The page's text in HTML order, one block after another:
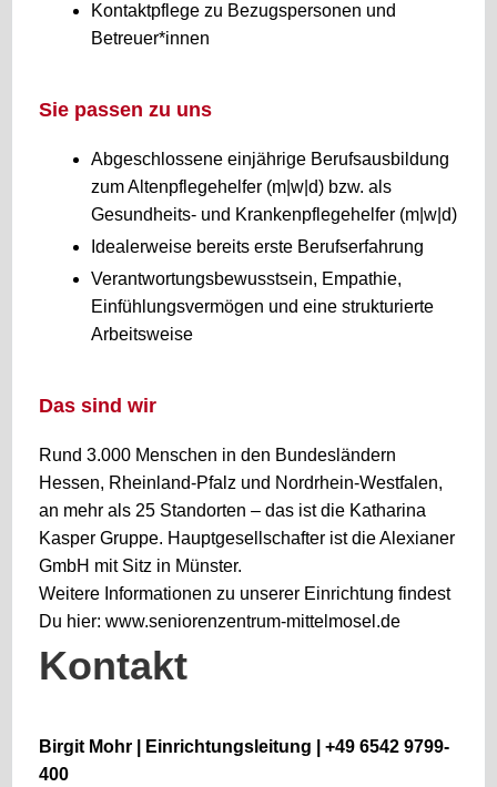
Kontaktpflege zu Bezugspersonen und
Betreuer*innen
Sie passen zu uns
Abgeschlossene einjährige Berufsausbildung
zum Altenpflegehelfer (m|w|d) bzw. als
Gesundheits- und Krankenpflegehelfer (m|w|d)
Idealerweise bereits erste Berufserfahrung
Verantwortungsbewusstsein, Empathie,
Einfühlungsvermögen und eine strukturierte
Arbeitsweise
Das sind wir
Rund 3.000 Menschen in den Bundesländern
Hessen, Rheinland-Pfalz und Nordrhein-Westfalen,
an mehr als 25 Standorten – das ist die Katharina
Kasper Gruppe. Hauptgesellschafter ist die Alexianer
GmbH mit Sitz in Münster.
Weitere Informationen zu unserer Einrichtung findest
Du hier: www.seniorenzentrum-mittelmosel.de
Kontakt
Birgit Mohr | Einrichtungsleitung | +49 6542 9799-
400